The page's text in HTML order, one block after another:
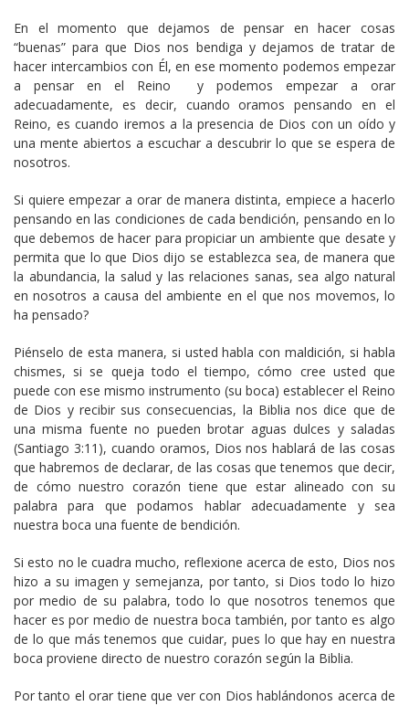
En el momento que dejamos de pensar en hacer cosas
“buenas” para que Dios nos bendiga y dejamos de tratar de
hacer intercambios con Él, en ese momento podemos empezar
a pensar en el Reino y podemos empezar a orar
adecuadamente, es decir, cuando oramos pensando en el
Reino, es cuando iremos a la presencia de Dios con un oído y
una mente abiertos a escuchar a descubrir lo que se espera de
nosotros.
Si quiere empezar a orar de manera distinta, empiece a hacerlo
pensando en las condiciones de cada bendición, pensando en lo
que debemos de hacer para propiciar un ambiente que desate y
permita que lo que Dios dijo se establezca sea, de manera que
la abundancia, la salud y las relaciones sanas, sea algo natural
en nosotros a causa del ambiente en el que nos movemos, lo
ha pensado?
Piénselo de esta manera, si usted habla con maldición, si habla
chismes, si se queja todo el tiempo, cómo cree usted que
puede con ese mismo instrumento (su boca) establecer el Reino
de Dios y recibir sus consecuencias, la Biblia nos dice que de
una misma fuente no pueden brotar aguas dulces y saladas
(Santiago 3:11), cuando oramos, Dios nos hablará de las cosas
que habremos de declarar, de las cosas que tenemos que decir,
de cómo nuestro corazón tiene que estar alineado con su
palabra para que podamos hablar adecuadamente y sea
nuestra boca una fuente de bendición.
Si esto no le cuadra mucho, reflexione acerca de esto, Dios nos
hizo a su imagen y semejanza, por tanto, si Dios todo lo hizo
por medio de su palabra, todo lo que nosotros tenemos que
hacer es por medio de nuestra boca también, por tanto es algo
de lo que más tenemos que cuidar, pues lo que hay en nuestra
boca proviene directo de nuestro corazón según la Biblia.
Por tanto el orar tiene que ver con Dios hablándonos acerca de